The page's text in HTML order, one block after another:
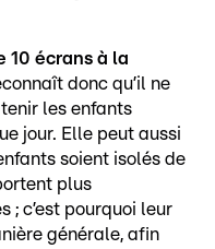
10 écrans à la
donc qu’il ne
les enfants
jour. Elle peut aussi
soient isolés de
plus
; c’est pourquoi leur
générale, afin